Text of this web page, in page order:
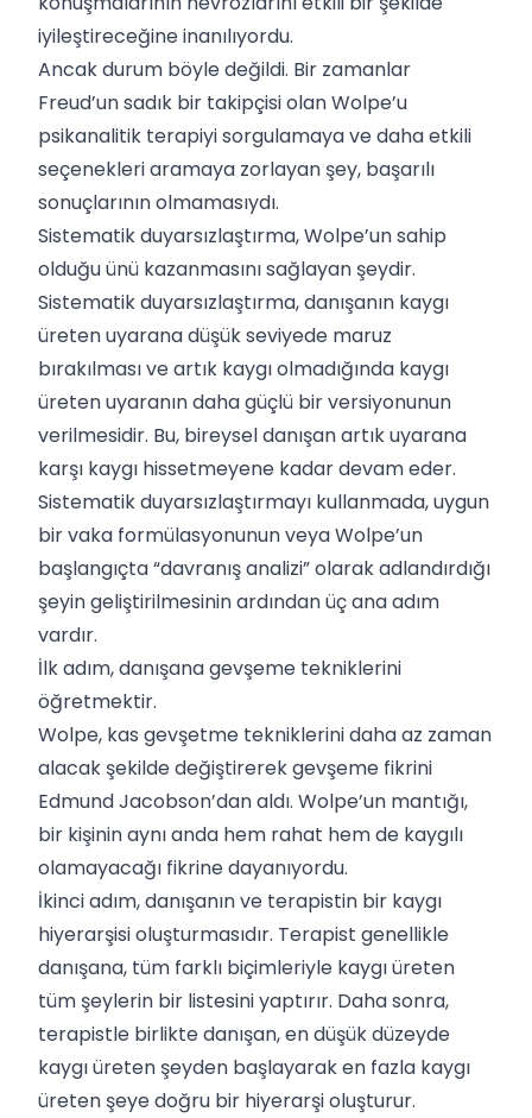
iyileştireceğine inanılıyordu.
Ancak durum böyle değildi. Bir zamanlar
Freud’un sadık bir takipçisi olan Wolpe’u
psikanalitik terapiyi sorgulamaya ve daha etkili
seçenekleri aramaya zorlayan şey, başarılı
sonuçlarının olmamasıydı.
Sistematik duyarsızlaştırma, Wolpe’un sahip
olduğu ünü kazanmasını sağlayan şeydir.
Sistematik duyarsızlaştırma, danışanın kaygı
üreten uyarana düşük seviyede maruz
bırakılması ve artık kaygı olmadığında kaygı
üreten uyaranın daha güçlü bir versiyonunun
verilmesidir. Bu, bireysel danışan artık uyarana
karşı kaygı hissetmeyene kadar devam eder.
Sistematik duyarsızlaştırmayı kullanmada, uygun
bir vaka formülasyonunun veya Wolpe’un
başlangıçta “davranış analizi” olarak adlandırdığı
şeyin geliştirilmesinin ardından üç ana adım
vardır.
İlk adım, danışana gevşeme tekniklerini
öğretmektir.
Wolpe, kas gevşetme tekniklerini daha az zaman
alacak şekilde değiştirerek gevşeme fikrini
Edmund Jacobson’dan aldı. Wolpe’un mantığı,
bir kişinin aynı anda hem rahat hem de kaygılı
olamayacağı fikrine dayanıyordu.
İkinci adım, danışanın ve terapistin bir kaygı
hiyerarşisi oluşturmasıdır. Terapist genellikle
danışana, tüm farklı biçimleriyle kaygı üreten
tüm şeylerin bir listesini yaptırır. Daha sonra,
terapistle birlikte danışan, en düşük düzeyde
kaygı üreten şeyden başlayarak en fazla kaygı
üreten şeye doğru bir hiyerarşi oluşturur.